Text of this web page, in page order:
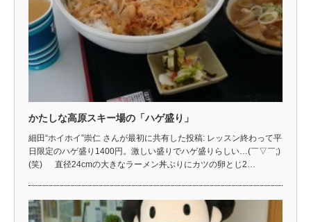
かたしな高原スキー場の「ハゲ盛り」
細田“ホイホイ”崇仁 さんが最初に共有した投稿: レッスン終わって平
日限定のハゲ盛り1400円。激しい盛りでハゲ盛りらしい…(￣▽￣;)
(笑) 直径24cmの大きなラーメン丼ぶりにカツの卵とじ2…